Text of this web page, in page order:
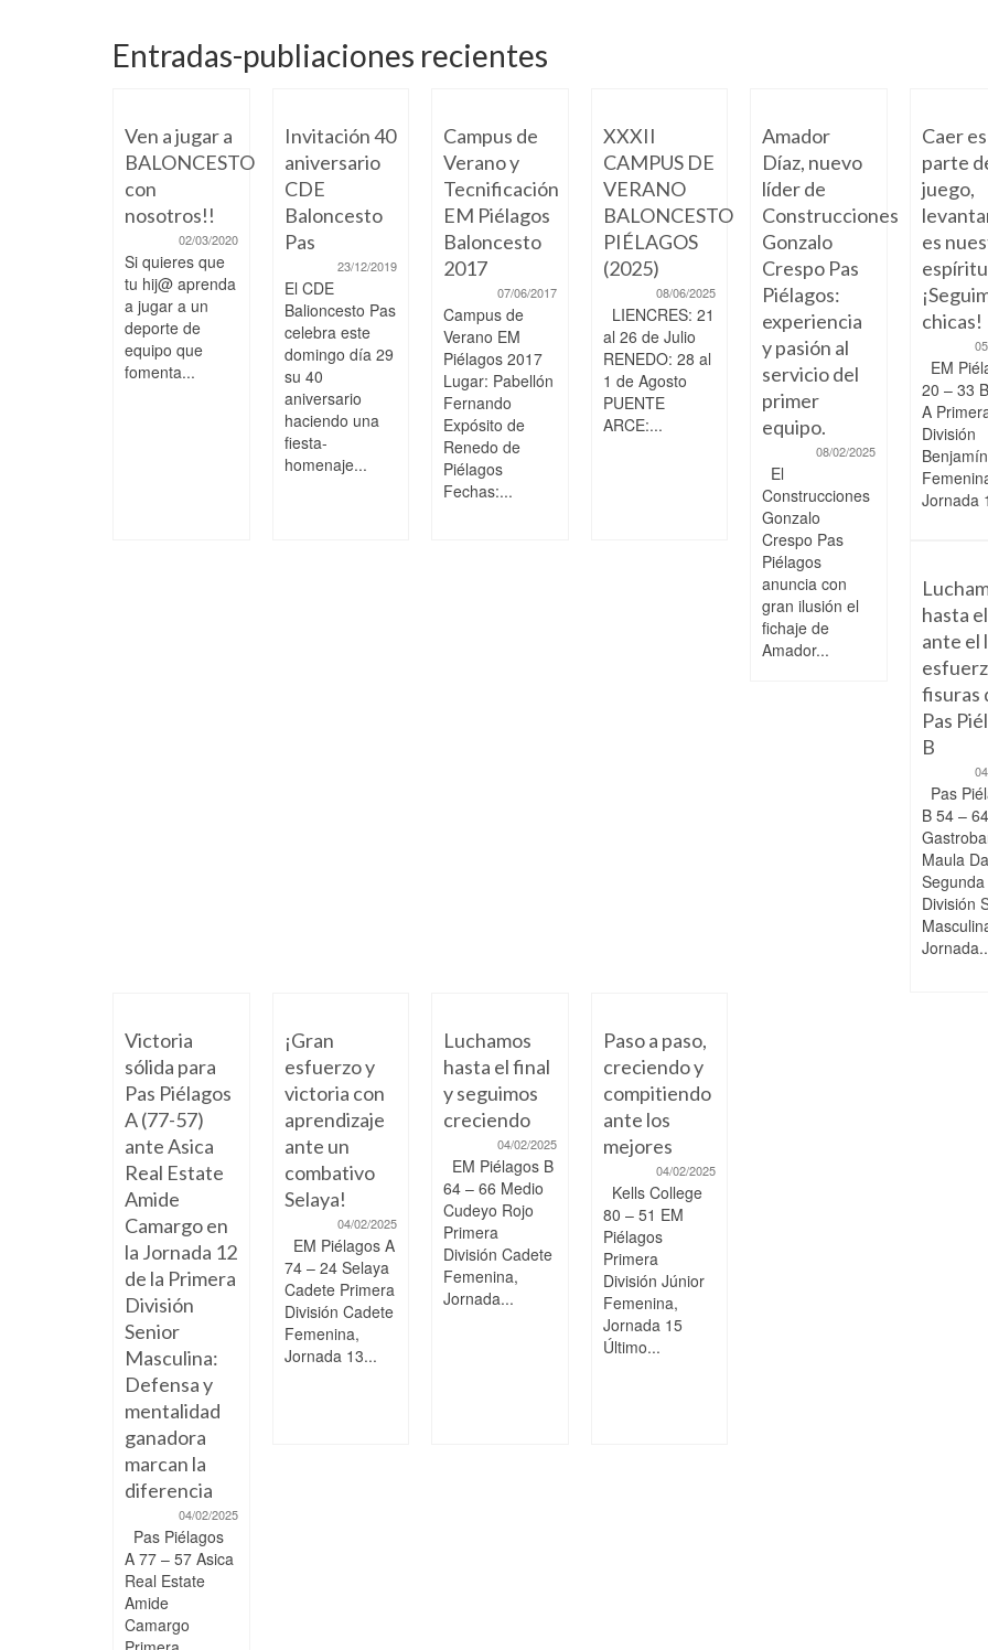
Entradas-publiaciones recientes
Ven a jugar a
BALONCESTO
con
nosotros!!
02/03/2020
Si quieres que
tu hij@ aprenda
a jugar a un
deporte de
equipo que
fomenta...
Invitación 40
aniversario
CDE
Baloncesto
Pas
23/12/2019
El CDE
Balioncesto Pas
celebra este
domingo día 29
su 40
aniversario
haciendo una
fiesta-
homenaje...
Campus de
Verano y
Tecnificación
EM Piélagos
Baloncesto
2017
07/06/2017
Campus de
Verano EM
Piélagos 2017
Lugar: Pabellón
Fernando
Expósito de
Renedo de
Piélagos
Fechas:...
XXXII
CAMPUS DE
VERANO
BALONCESTO
PIÉLAGOS
(2025)
08/06/2025
LIENCRES: 21
al 26 de Julio
RENEDO: 28 al
1 de Agosto
PUENTE
ARCE:...
Amador
Díaz, nuevo
líder de
Construcciones
Gonzalo
Crespo Pas
Piélagos:
experiencia
y pasión al
servicio del
primer
equipo.
08/02/2025
El
Construcciones
Gonzalo
Crespo Pas
Piélagos
anuncia con
gran ilusión el
fichaje de
Amador...
Caer es
parte
juego,
es
chicas!
EM
20 – 33
A
División
Benjamín
Jornada
hasta
ante el
fisuras
Pas
B
Pas
B 54 – 64
Maula
Segunda
División
Victoria
sólida para
Pas Piélagos
A (77-57)
ante Asica
Real Estate
Amide
Camargo en
la Jornada 12
de la Primera
División
Senior
Masculina:
Defensa y
mentalidad
ganadora
marcan la
diferencia
04/02/2025
Pas Piélagos
A 77 – 57 Asica
Real Estate
Amide
Camargo
¡Gran
esfuerzo y
victoria con
aprendizaje
ante un
combativo
Selaya!
04/02/2025
EM Piélagos A
74 – 24 Selaya
Cadete Primera
División Cadete
Femenina,
Jornada 13...
Luchamos
hasta el final
y seguimos
creciendo
04/02/2025
EM Piélagos B
64 – 66 Medio
Cudeyo Rojo
Primera
División Cadete
Femenina,
Jornada...
Paso a paso,
creciendo y
compitiendo
ante los
mejores
04/02/2025
Kells College
80 – 51 EM
Piélagos
Primera
División Júnior
Femenina,
Jornada 15
Último...